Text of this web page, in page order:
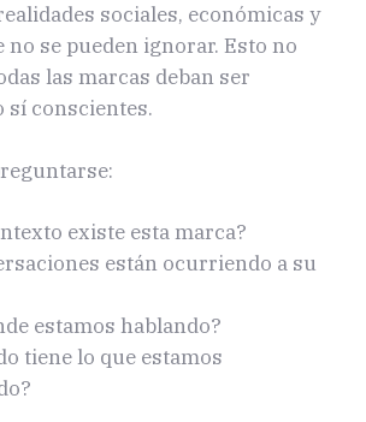
sociales, económicas y
no se pueden ignorar. Esto no
las marcas deban ser
sí conscientes.
existe esta marca?
están ocurriendo a su
estamos hablando?
tiene lo que estamos